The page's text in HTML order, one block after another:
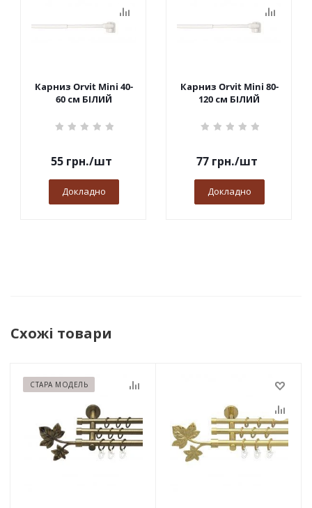
Карниз Orvit Mini 40-
60 см БІЛИЙ
55грн./шт
Докладно
Карниз Orvit Mini 80-
120 см БІЛИЙ
77грн./шт
Докладно
Схожі товари
СТАРА МОДЕЛЬ